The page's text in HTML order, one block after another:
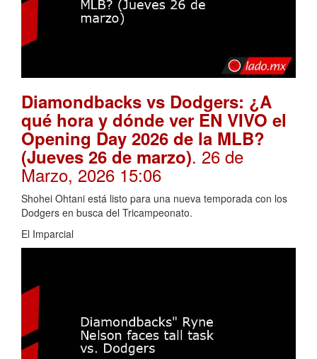
Diamondbacks vs Dodgers: ¿A
qué hora y dónde ver EN VIVO el
Opening Day 2026 de la MLB?
(Jueves 26 de marzo). 26 de
Marzo, 2026 15:06
Shohei Ohtani está listo para una nueva temporada con los
Dodgers en busca del Tricampeonato.
El Imparcial